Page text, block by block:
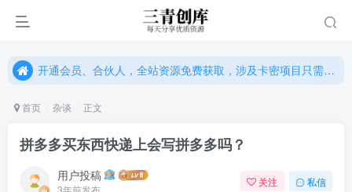
开通会员、合伙人，全站资源免费获取，涉及卡密项目只需单独购卡密（位置：网站右下悬浮按钮）
开通会员、合伙人，全站资源免费获取，涉及卡密项目只需单独购卡密（位置：网站右下悬浮按钮）
首页 杂谈 正文
拼多多买东西快递上会写拼多多吗？
用户投稿
3年前发布
关注 私信